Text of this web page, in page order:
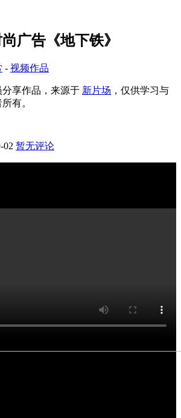
广告《地下铁》
- 视频作品
分享作品，来源于 新片场 ，仅供学习与
有。
02 暂无评论